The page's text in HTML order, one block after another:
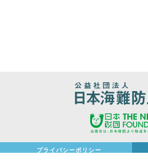
プライバシーポリシー